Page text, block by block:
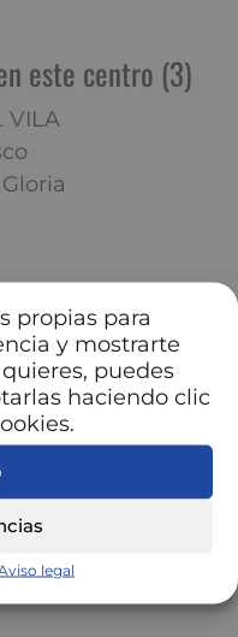
propias para
y mostrarte
puedes
haciendo clic
legal
este centro (3)
VILA